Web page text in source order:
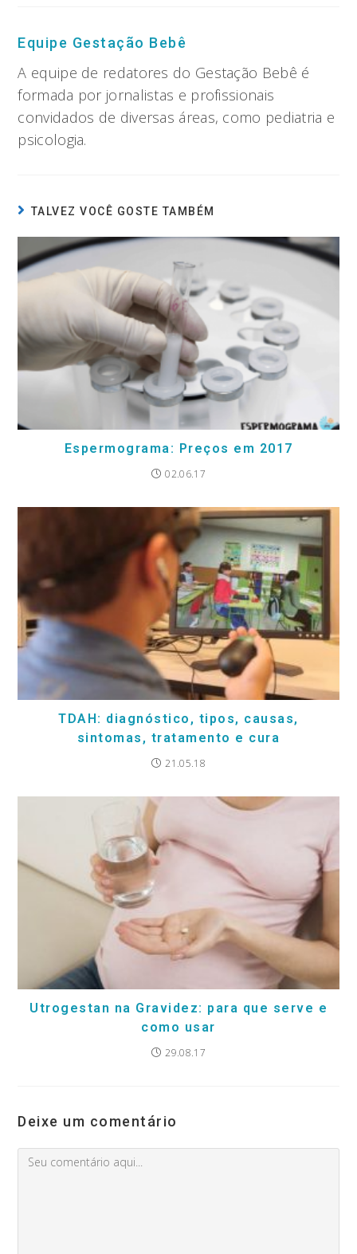
Equipe Gestação Bebê
A equipe de redatores do Gestação Bebê é
formada por jornalistas e profissionais
convidados de diversas áreas, como pediatria e
psicologia.
TALVEZ VOCÊ GOSTE TAMBÉM
Espermograma: Preços em 2017
02.06.17
TDAH: diagnóstico, tipos, causas,
sintomas, tratamento e cura
21.05.18
Utrogestan na Gravidez: para que serve e
como usar
29.08.17
Deixe um comentário
Comment